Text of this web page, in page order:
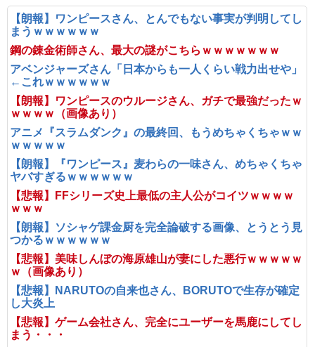
【朗報】ワンピースさん、とんでもない事実が判明してし
まうｗｗｗｗｗｗ
鋼の錬金術師さん、最大の謎がこちらｗｗｗｗｗｗｗ
アベンジャーズさん「日本からも一人くらい戦力出せや」
←これｗｗｗｗｗｗ
【朗報】ワンピースのウルージさん、ガチで最強だったｗ
ｗｗｗｗ（画像あり）
アニメ『スラムダンク』の最終回、もうめちゃくちゃｗｗ
ｗｗｗｗｗ
【朗報】『ワンピース』麦わらの一味さん、めちゃくちゃ
ヤバすぎるｗｗｗｗｗｗ
【悲報】FFシリーズ史上最低の主人公がコイツｗｗｗｗ
ｗｗｗ
【朗報】ソシャゲ課金厨を完全論破する画像、とうとう見
つかるｗｗｗｗｗｗ
【悲報】美味しんぼの海原雄山が妻にした悪行ｗｗｗｗｗ
ｗ（画像あり）
【悲報】NARUTOの自来也さん、BORUTOで生存が確定
し大炎上
【悲報】ゲーム会社さん、完全にユーザーを馬鹿にしてし
まう・・・